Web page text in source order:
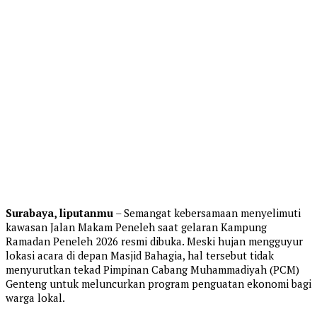
Surabaya, liputanmu – Semangat kebersamaan menyelimuti
kawasan Jalan Makam Peneleh saat gelaran Kampung
Ramadan Peneleh 2026 resmi dibuka. Meski hujan mengguyur
lokasi acara di depan Masjid Bahagia, hal tersebut tidak
menyurutkan tekad Pimpinan Cabang Muhammadiyah (PCM)
Genteng untuk meluncurkan program penguatan ekonomi bagi
warga lokal.